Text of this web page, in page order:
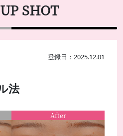
SHOT
登録日：2025.12.01
法
After